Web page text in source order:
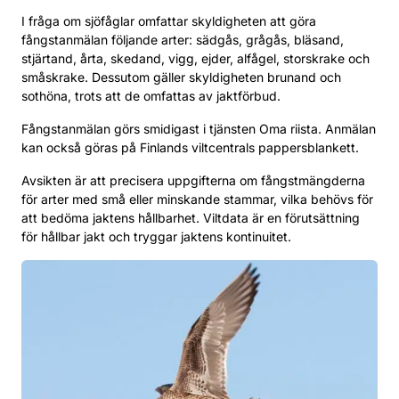
I fråga om sjöfåglar omfattar skyldigheten att göra
fångstanmälan följande arter: sädgås, grågås, bläsand,
stjärtand, årta, skedand, vigg, ejder, alfågel, storskrake och
småskrake. Dessutom gäller skyldigheten brunand och
sothöna, trots att de omfattas av jaktförbud.
Fångstanmälan görs smidigast i tjänsten Oma riista. Anmälan
kan också göras på Finlands viltcentrals pappersblankett.
Avsikten är att precisera uppgifterna om fångstmängderna
för arter med små eller minskande stammar, vilka behövs för
att bedöma jaktens hållbarhet. Viltdata är en förutsättning
för hållbar jakt och tryggar jaktens kontinuitet.